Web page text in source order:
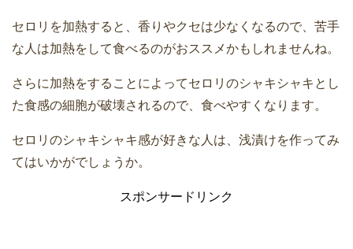
セロリを加熱すると、香りやクセは少なくなるので、苦手
な人は加熱をして食べるのがおススメかもしれませんね。
さらに加熱をすることによってセロリのシャキシャキとし
た食感の細胞が破壊されるので、食べやすくなります。
セロリのシャキシャキ感が好きな人は、浅漬けを作ってみ
てはいかがでしょうか。
スポンサードリンク